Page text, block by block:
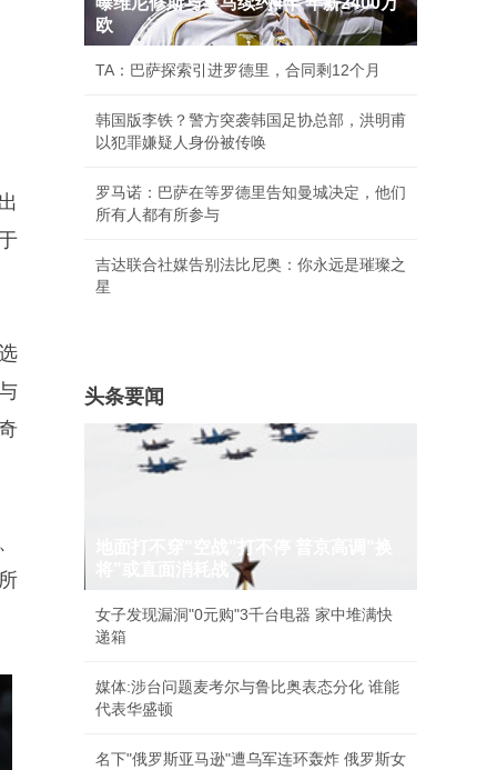
欧
TA：巴萨探索引进罗德里，合同剩12个月
韩国版李铁？警方突袭韩国足协总部，洪明甫
以犯罪嫌疑人身份被传唤
罗马诺：巴萨在等罗德里告知曼城决定，他们
所有人都有所参与
吉达联合社媒告别法比尼奥：你永远是璀璨之
星
头条要闻
地面打不穿"空战"打不停 普京高调"换
女子发现漏洞"0元购"3千台电器 家中堆满快
递箱
媒体:涉台问题麦考尔与鲁比奥表态分化 谁能
代表华盛顿
名下"俄罗斯亚马逊"遭乌军连环轰炸 俄罗斯女